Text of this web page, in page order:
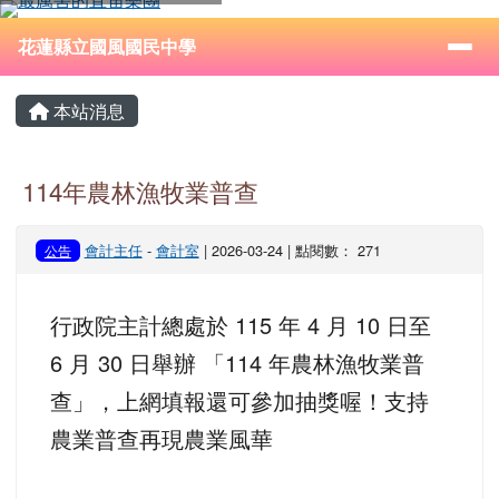
跳至主內容區
花蓮縣立國風國民中學
⏸
導覽列
花蓮縣立國風國民中學
主內容區域
本站消息
114年農林漁牧業普查
公告 會計主任- 會計室 | 2026-03-24 | 點閱數： 271
行政院主計總處於 115 年 4 月 10 日至
6 月 30 日舉辦 「114 年農林漁牧業普
查」，上網填報還可參加抽獎喔！支持
農業普查再現農業風華
頁尾區域